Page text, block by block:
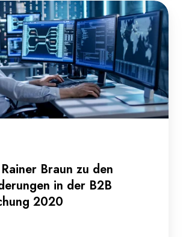
Braun zu den
in der B2B
2020